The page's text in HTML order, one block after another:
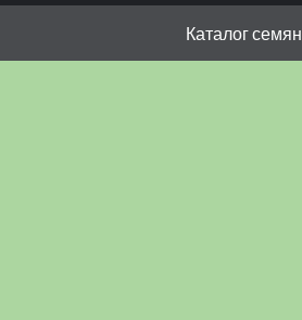
Каталог семян